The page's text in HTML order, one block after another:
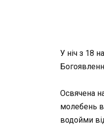
У ніч з 18
Освячена
молебень
водойми